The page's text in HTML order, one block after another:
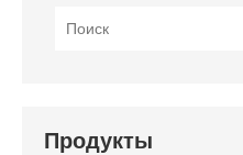
Продукты